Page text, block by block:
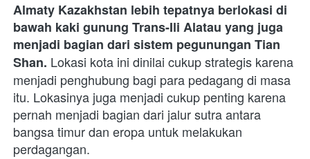
Almaty Kazakhstan lebih tepatnya berlokasi di
bawah kaki gunung Trans-Ili Alatau yang juga
menjadi bagian dari sistem pegunungan Tian
Shan. Lokasi kota ini dinilai cukup strategis karena
menjadi penghubung bagi para pedagang di masa
itu. Lokasinya juga menjadi cukup penting karena
pernah menjadi bagian dari jalur sutra antara
bangsa timur dan eropa untuk melakukan
perdagangan.